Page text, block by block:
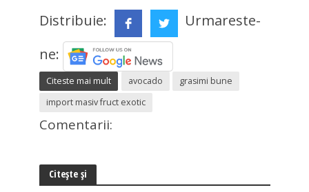
Distribuie:
Urmareste-
ne:
Citeste mai mult avocado
grasimi bune
import masiv fruct exotic
Comentarii:
Citește și